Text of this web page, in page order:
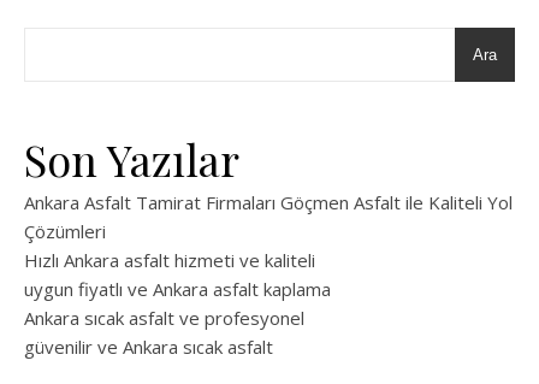
Ara
Son Yazılar
Ankara Asfalt Tamirat Firmaları Göçmen Asfalt ile Kaliteli Yol
Çözümleri
Hızlı Ankara asfalt hizmeti ve kaliteli
uygun fiyatlı ve Ankara asfalt kaplama
Ankara sıcak asfalt ve profesyonel
güvenilir ve Ankara sıcak asfalt